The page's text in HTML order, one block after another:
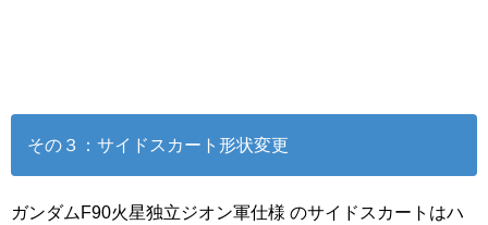
その３：サイドスカート形状変更
ガンダムF90火星独立ジオン軍仕様 のサイドスカートはハ